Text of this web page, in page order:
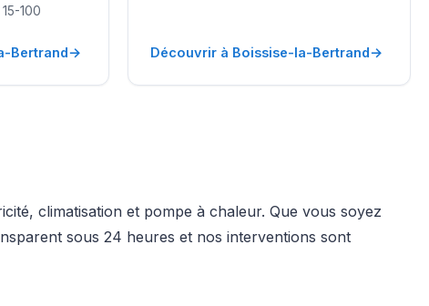
100
Bertrand→ Découvrir à Boissise-la-Bertrand→
climatisation et pompe à chaleur. Que vous soyez
sous 24 heures et nos interventions sont